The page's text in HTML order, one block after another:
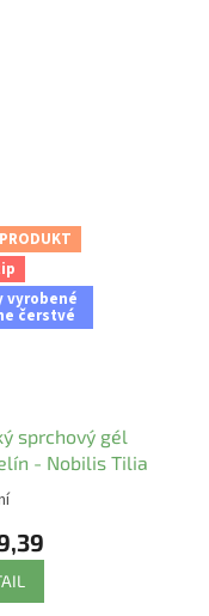
vyrobené
čerstvé
sprchový gél
- Nobilis Tilia